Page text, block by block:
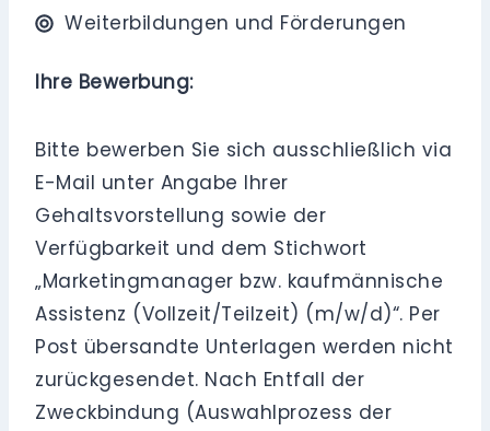
Weiterbildungen und Förderungen
Ihre Bewerbung:
Bitte bewerben Sie sich ausschließlich via
E-Mail unter Angabe Ihrer
Gehaltsvorstellung sowie der
Verfügbarkeit und dem Stichwort
„Marketingmanager bzw. kaufmännische
Assistenz (Vollzeit/Teilzeit) (m/w/d)“. Per
Post übersandte Unterlagen werden nicht
zurückgesendet. Nach Entfall der
Zweckbindung (Auswahlprozess der